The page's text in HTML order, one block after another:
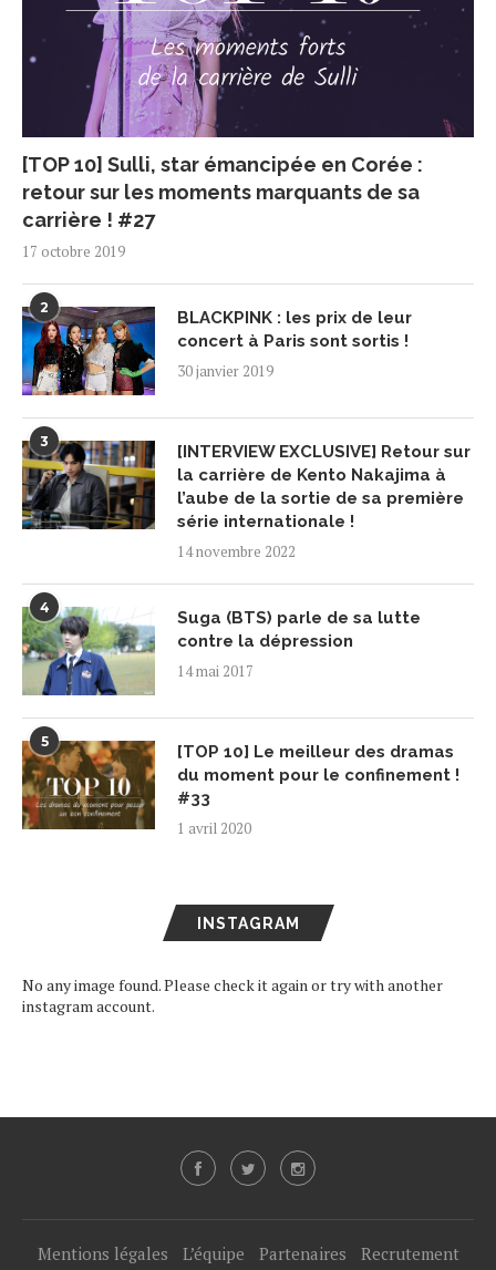
[TOP 10] Sulli, star émancipée en Corée :
retour sur les moments marquants de sa
carrière ! #27
17 octobre 2019
2
BLACKPINK : les prix de leur
concert à Paris sont sortis !
30 janvier 2019
3
[INTERVIEW EXCLUSIVE] Retour sur
la carrière de Kento Nakajima à
l’aube de la sortie de sa première
série internationale !
14 novembre 2022
4
Suga (BTS) parle de sa lutte
contre la dépression
14 mai 2017
5
[TOP 10] Le meilleur des dramas
du moment pour le confinement !
#33
1 avril 2020
INSTAGRAM
No any image found. Please check it again or try with another
instagram account.
Mentions légales L’équipe Partenaires
Recrutement